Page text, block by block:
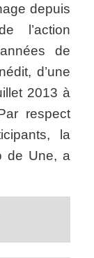
depuis
l’action
de
d’une
2013 à
respect
la
de Une, a